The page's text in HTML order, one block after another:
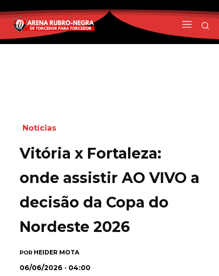
Notícias
Vitória x Fortaleza:
onde assistir AO VIVO a
decisão da Copa do
Nordeste 2026
POR HEIDER MOTA
06/06/2026 · 04:00